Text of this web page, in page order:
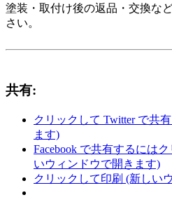
塗装・取付け後の返品・交換な
さい。
共有:
クリックして Twitter で共
ます)
Facebook で共有するには
いウィンドウで開きます)
クリックして印刷 (新しい